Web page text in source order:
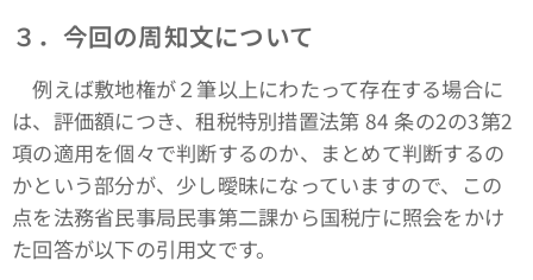
３．今回の周知文について
例えば敷地権が２筆以上にわたって存在する場合に
は、評価額につき、租税特別措置法第 84 条の2の3第2
項の適用を個々で判断するのか、まとめて判断するの
かという部分が、少し曖昧になっていますので、この
点を法務省民事局民事第二課から国税庁に照会をかけ
た回答が以下の引用文です。